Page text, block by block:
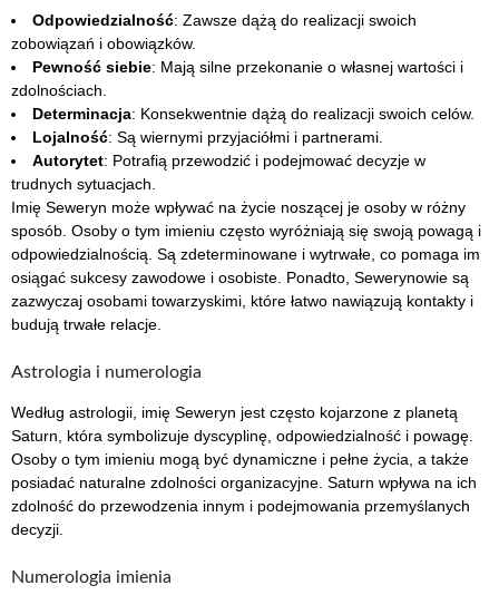
Odpowiedzialność: Zawsze dążą do realizacji swoich
zobowiązań i obowiązków.
Pewność siebie: Mają silne przekonanie o własnej wartości i
zdolnościach.
Determinacja: Konsekwentnie dążą do realizacji swoich celów.
Lojalność: Są wiernymi przyjaciółmi i partnerami.
Autorytet: Potrafią przewodzić i podejmować decyzje w
trudnych sytuacjach.
Imię Seweryn może wpływać na życie noszącej je osoby w różny
sposób. Osoby o tym imieniu często wyróżniają się swoją powagą i
odpowiedzialnością. Są zdeterminowane i wytrwałe, co pomaga im
osiągać sukcesy zawodowe i osobiste. Ponadto, Sewerynowie są
zazwyczaj osobami towarzyskimi, które łatwo nawiązują kontakty i
budują trwałe relacje.
Astrologia i numerologia
Według astrologii, imię Seweryn jest często kojarzone z planetą
Saturn, która symbolizuje dyscyplinę, odpowiedzialność i powagę.
Osoby o tym imieniu mogą być dynamiczne i pełne życia, a także
posiadać naturalne zdolności organizacyjne. Saturn wpływa na ich
zdolność do przewodzenia innym i podejmowania przemyślanych
decyzji.
Numerologia imienia